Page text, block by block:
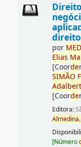
por ME
Elias
[Coorde
SIMÃO
[Coorde
Editora:
Almedina,
[Número